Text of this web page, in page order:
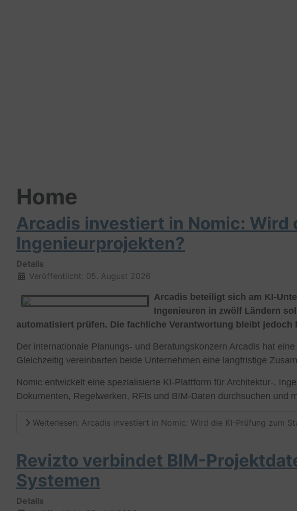
Home
Arcadis investiert in Nomic: Wird
Ingenieurprojekten?
Details
Veröffentlicht: 05. August 2026
Arcadis beteiligt sich am KI-
Ingenieuren in zwölf Ländern
automatisiert prüfen. Die fachliche Verantwortung bleibt jedoch
Der internationale Planungs- und Beratungskonzern Arcadis hat
Gleichzeitig vereinbarten beide Unternehmen eine langfristige
Nomic entwickelt eine spezialisierte KI-Plattform für Architektur-,
Dokumenten, Regelwerken, RFIs und BIM-Daten durchsuchen und
Weiterlesen: Arcadis investiert in Nomic: Wird die KI-Prüfung zum
Revizto verbindet BIM-
Systemen
Details